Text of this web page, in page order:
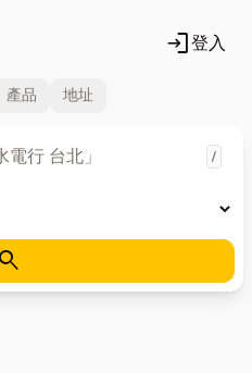
login登入
產品 地址
/
search